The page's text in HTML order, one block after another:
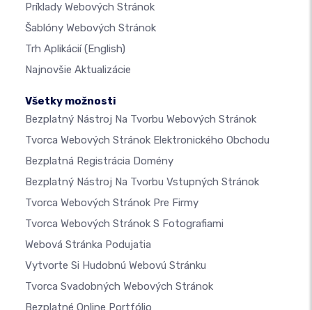
Príklady Webových Stránok
Šablóny Webových Stránok
Trh Aplikácií(English)
Najnovšie Aktualizácie
Všetky možnosti
Bezplatný Nástroj Na Tvorbu Webových Stránok
Tvorca Webových Stránok Elektronického Obchodu
Bezplatná Registrácia Domény
Bezplatný Nástroj Na Tvorbu Vstupných Stránok
Tvorca Webových Stránok Pre Firmy
Tvorca Webových Stránok S Fotografiami
Webová Stránka Podujatia
Vytvorte Si Hudobnú Webovú Stránku
Tvorca Svadobných Webových Stránok
Bezplatné Online Portfólio